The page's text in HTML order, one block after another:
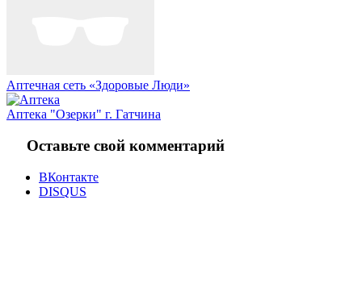
Аптечная сеть «Здоровые Люди»
Аптека "Озерки" г. Гатчина
Оставьте свой комментарий
ВКонтакте
DISQUS